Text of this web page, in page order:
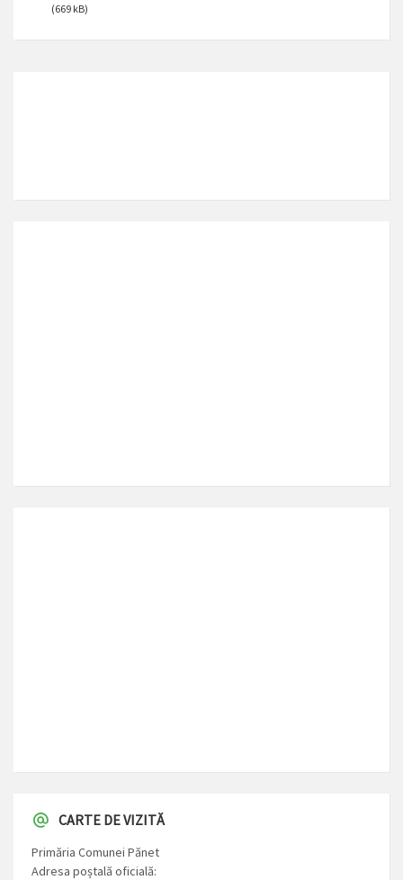
(669 kB)
CARTE DE VIZITĂ
Primăria Comunei Pănet
Adresa poștală oficială: